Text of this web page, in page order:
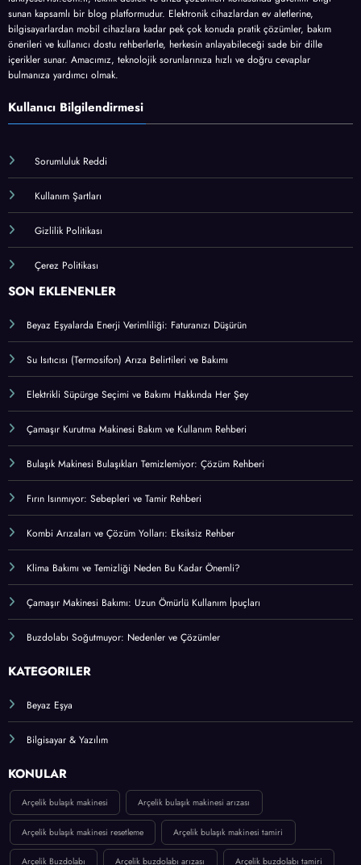
turkiyeservisi.com.tr, teknik destek ve arıza çözümleri konusunda güvenilir bilgi
sunan kapsamlı bir blog platformudur. Elektronik cihazlardan ev aletlerine,
bilgisayarlardan mobil cihazlara kadar pek çok konuda pratik çözümler, bakım
önerileri ve kullanıcı dostu rehberlerle, herkesin anlayabileceği sade bir dille
içerikler sunar. Amacımız, teknolojik sorunlarınıza hızlı ve doğru cevaplar
bulmanıza yardımcı olmak.
Kullanıcı Bilgilendirmesi
Kullanım Şartları
Çerez Politikası
SON EKLENENLER
Beyaz Eşyalarda Enerji Verimliliği: Faturanızı Düşürün
Su Isıtıcısı (Termosifon) Arıza Belirtileri ve Bakımı
Elektrikli Süpürge Seçimi ve Bakımı Hakkında Her Şey
Çamaşır Kurutma Makinesi Bakım ve Kullanım Rehberi
Bulaşık Makinesi Bulaşıkları Temizlemiyor: Çözüm Rehberi
Fırın Isınmıyor: Sebepleri ve Tamir Rehberi
Kombi Arızaları ve Çözüm Yolları: Eksiksiz Rehber
Klima Bakımı ve Temizliği Neden Bu Kadar Önemli?
Çamaşır Makinesi Bakımı: Uzun Ömürlü Kullanım İpuçları
Buzdolabı Soğutmuyor: Nedenler ve Çözümler
KATEGORİLER
Beyaz Eşya
Bilgisayar & Yazılım
KONULAR
Arçelik bulaşık makinesi Arçelik bulaşık makinesi arızası
Arçelik bulaşık makinesi resetleme Arçelik bulaşık makinesi tamiri